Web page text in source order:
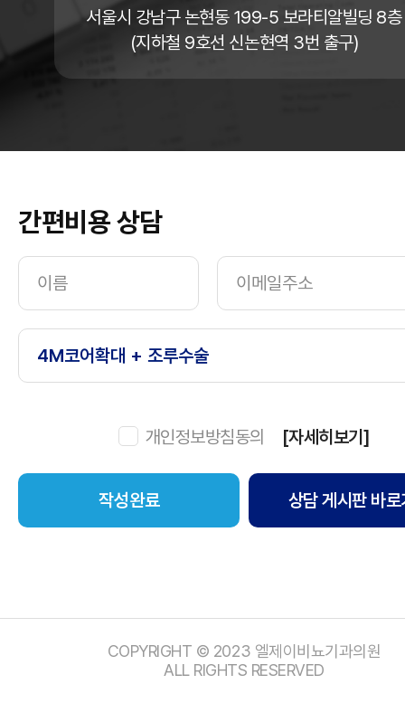
서울시 강남구 논현동 199-5 보라티알빌딩 8층
(지하철 9호선 신논현역 3번 출구)
간편비용 상담
개인정보방침동의 [자세히보기]
상담 게시판 바
COPYRIGHT © 2023 엘제이비뇨기과의원
ALL RIGHTS RESERVED